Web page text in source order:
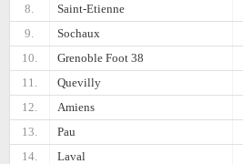
8.
Saint-Etienne
9.
Sochaux
10.
Grenoble Foot 38
11.
Quevilly
12.
Amiens
13.
Pau
14.
Laval